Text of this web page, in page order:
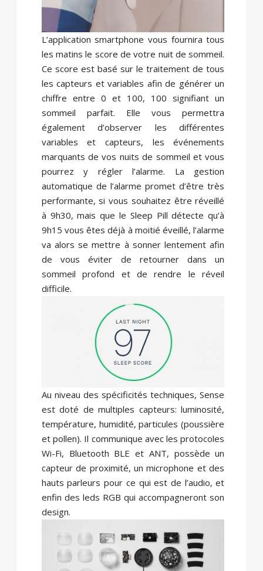
L’application smartphone vous fournira tous
les matins le score de votre nuit de sommeil.
Ce score est basé sur le traitement de tous
les capteurs et variables afin de générer un
chiffre entre 0 et 100, 100 signifiant un
sommeil parfait. Elle vous permettra
également d’observer les différentes
variables et capteurs, les événements
marquants de vos nuits de sommeil et vous
pourrez y régler l’alarme. La gestion
automatique de l’alarme promet d’être très
performante, si vous souhaitez être réveillé
à 9h30, mais que le Sleep Pill détecte qu’à
9h15 vous êtes déjà à moitié éveillé, l’alarme
va alors se mettre à sonner lentement afin
de vous éviter de retourner dans un
sommeil profond et de rendre le réveil
difficile.
Au niveau des spécificités techniques, Sense
est doté de multiples capteurs: luminosité,
température, humidité, particules (poussière
et pollen). Il communique avec les protocoles
Wi-Fi, Bluetooth BLE et ANT, possède un
capteur de proximité, un microphone et des
hauts parleurs pour ce qui est de l’audio, et
enfin des leds RGB qui accompagneront son
design.